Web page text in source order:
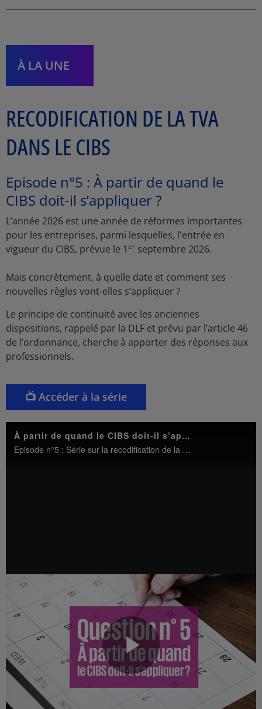
À LA UNE
RECODIFICATION DE LA TVA
DANS LE CIBS
Episode n°5 : À partir de quand le
CIBS doit-il s’appliquer ?
L’année 2026 est une année de réformes importantes
pour les entreprises, parmi lesquelles, l'entrée en
vigueur du CIBS, prévue le 1er septembre 2026.
Mais concrètement, à quelle date et comment ses
nouvelles règles vont-elles s’appliquer ?
Le principe de continuité avec les anciennes
dispositions, rappelé par la DLF et prévu par l’article 46
de l’ordonnance, cherche à apporter des réponses aux
professionnels.
📺 Accéder à la série